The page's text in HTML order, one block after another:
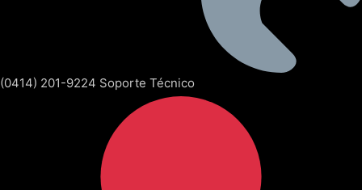
(0414) 201-9224 Soporte Técnico